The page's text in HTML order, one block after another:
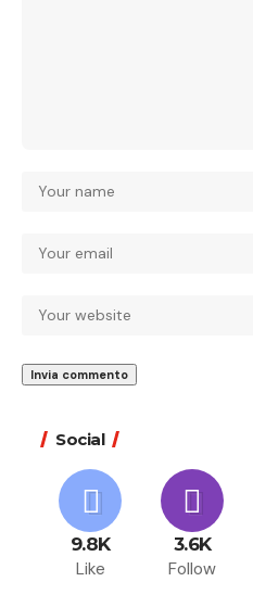
Social
9.8K
Like
3.6K
Follow